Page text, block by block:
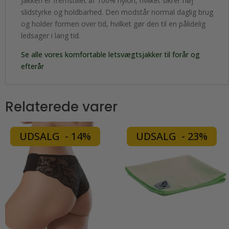
slidstyrke og holdbarhed. Den modstår normal daglig brug
og holder formen over tid, hvilket gør den til en pålidelig
ledsager i lang tid.
Se alle vores komfortable letsvægtsjakker til forår og
efterår
Relaterede varer
UDSALG - 14% UDSALG - 23%